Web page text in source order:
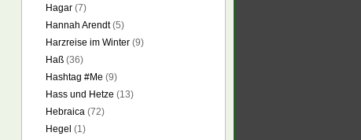
Hagar (7)
Hannah Arendt(5)
Harzreise im Winter (9)
Haß (36)
Hashtag #Me (9)
Hass und Hetze (13)
Hebraica (72)
Hegel (1)